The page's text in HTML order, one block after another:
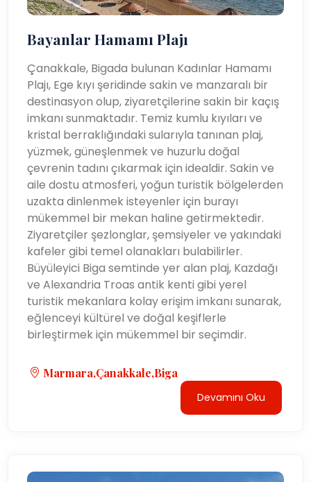
Bayanlar Hamamı Plajı
Çanakkale, Bigada bulunan Kadınlar Hamamı
Plajı, Ege kıyı şeridinde sakin ve manzaralı bir
destinasyon olup, ziyaretçilerine sakin bir kaçış
imkanı sunmaktadır. Temiz kumlu kıyıları ve
kristal berraklığındaki sularıyla tanınan plaj,
yüzmek, güneşlenmek ve huzurlu doğal
çevrenin tadını çıkarmak için idealdir. Sakin ve
aile dostu atmosferi, yoğun turistik bölgelerden
uzakta dinlenmek isteyenler için burayı
mükemmel bir mekan haline getirmektedir.
Ziyaretçiler şezlonglar, şemsiyeler ve yakındaki
kafeler gibi temel olanakları bulabilirler.
Büyüleyici Biga semtinde yer alan plaj, Kazdağı
ve Alexandria Troas antik kenti gibi yerel
turistik mekanlara kolay erişim imkanı sunarak,
eğlenceyi kültürel ve doğal keşiflerle
birleştirmek için mükemmel bir seçimdir.
Marmara,Çanakkale,Biga
Devamını Oku